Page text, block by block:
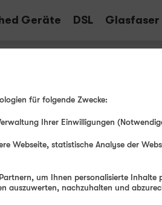
Geräte DSL Glasfaser
für folgende Zwecke:
Ihrer Einwilligungen
Webseite, statistische Analyse der
um Ihnen personalisierte Inhalte
auszuwerten, nachzuhalten und